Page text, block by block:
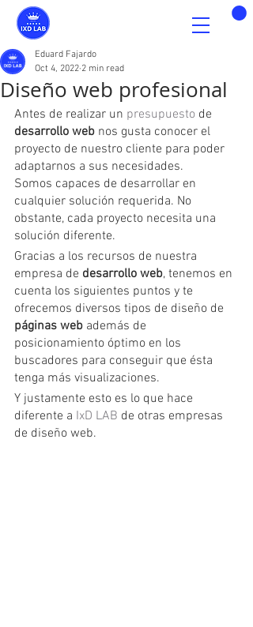
Diseño web profesional
Eduard Fajardo
Oct 4, 2022 2 min read
Antes de realizar un presupuesto de
desarrollo web nos gusta conocer el
proyecto de nuestro cliente para poder
adaptarnos a sus necesidades.
Somos capaces de desarrollar en
cualquier solución requerida. No
obstante, cada proyecto necesita una
solución diferente.
Gracias a los recursos de nuestra
empresa de desarrollo web, tenemos en
cuenta los siguientes puntos y te
ofrecemos diversos tipos de diseño de
páginas web además de
posicionamiento óptimo en los
buscadores para conseguir que ésta
tenga más visualizaciones.
Y justamente esto es lo que hace
diferente a IxD LAB de otras empresas
de diseño web.